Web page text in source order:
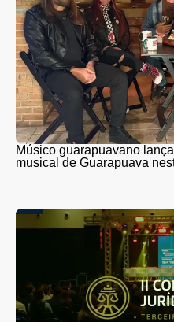
Músico guarapuavano
musical de Guarapuava